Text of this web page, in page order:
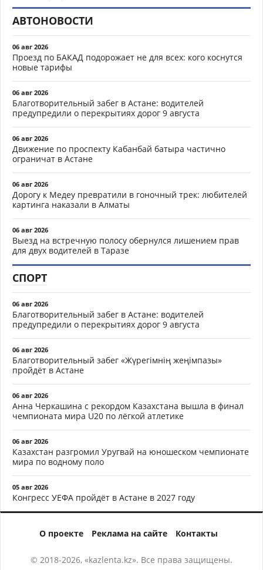
АВТОНОВОСТИ
06 авг 2026
Проезд по БАКАД подорожает не для всех: кого коснутся
новые тарифы
06 авг 2026
Благотворительный забег в Астане: водителей
предупредили о перекрытиях дорог 9 августа
06 авг 2026
Движение по проспекту Кабанбай батыра частично
ограничат в Астане
06 авг 2026
Дорогу к Медеу превратили в гоночный трек: любителей
картинга наказали в Алматы
06 авг 2026
Выезд на встречную полосу обернулся лишением прав
для двух водителей в Таразе
СПОРТ
06 авг 2026
Благотворительный забег в Астане: водителей
предупредили о перекрытиях дорог 9 августа
06 авг 2026
Благотворительный забег «Жүрегімнің жеңімпазы»
пройдёт в Астане
06 авг 2026
Анна Черкашина с рекордом Казахстана вышла в финал
чемпионата мира U20 по лёгкой атлетике
06 авг 2026
Казахстан разгромил Уругвай на юношеском чемпионате
мира по водному поло
05 авг 2026
Конгресс УЕФА пройдёт в Астане в 2027 году
О проекте Реклама на сайте Контакты
© 2018-2026, «kazlenta.kz». Все права защищены.